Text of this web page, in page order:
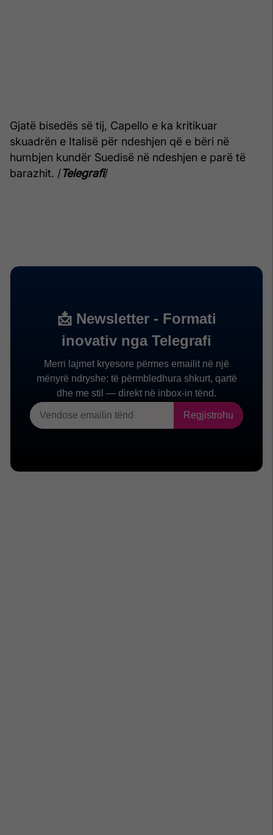
Gjatë bisedës së tij, Capello e ka kritikuar
skuadrën e Italisë për ndeshjen që e bëri në
humbjen kundër Suedisë në ndeshjen e parë të
barazhit. /Telegrafi/